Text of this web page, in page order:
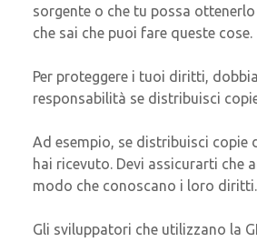
sorgente o che tu possa
che sai che puoi fare queste cose.
Per proteggere i tuoi diritti,
responsabilità se distribuisci
Ad esempio, se distribuisci copie
hai ricevuto. Devi assicurarti che
modo che conoscano i loro diritti.
Gli sviluppatori che utilizzano la